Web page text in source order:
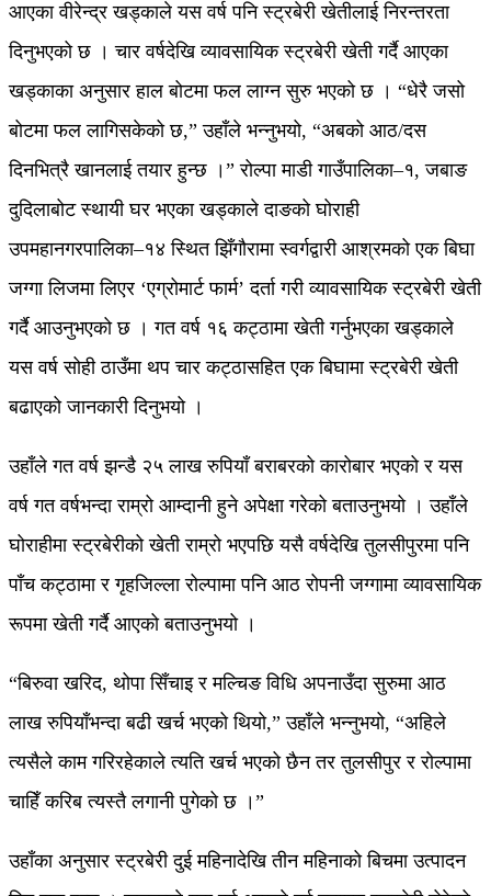
आएका वीरेन्द्र खड्काले यस वर्ष पनि स्ट्रबेरी खेतीलाई निरन्तरता
दिनुभएको छ । चार वर्षदेखि व्यावसायिक स्ट्रबेरी खेती गर्दै आएका
खड्काका अनुसार हाल बोटमा फल लाग्न सुरु भएको छ । “धेरै जसो
बोटमा फल लागिसकेको छ,” उहाँले भन्नुभयो, “अबको आठ/दस
दिनभित्रै खानलाई तयार हुन्छ ।” रोल्पा माडी गाउँपालिका–१, जबाङ
दुदिलाबोट स्थायी घर भएका खड्काले दाङको घोराही
उपमहानगरपालिका–१४ स्थित झिँगौरामा स्वर्गद्वारी आश्रमको एक बिघा
जग्गा लिजमा लिएर ‘एग्रोमार्ट फार्म’ दर्ता गरी व्यावसायिक स्ट्रबेरी खेती
गर्दै आउनुभएको छ । गत वर्ष १६ कट्ठामा खेती गर्नुभएका खड्काले
यस वर्ष सोही ठाउँमा थप चार कट्ठासहित एक बिघामा स्ट्रबेरी खेती
बढाएको जानकारी दिनुभयो ।
उहाँले गत वर्ष झन्डै २५ लाख रुपियाँ बराबरको कारोबार भएको र यस
वर्ष गत वर्षभन्दा राम्रो आम्दानी हुने अपेक्षा गरेको बताउनुभयो । उहाँले
घोराहीमा स्ट्रबेरीको खेती राम्रो भएपछि यसै वर्षदेखि तुलसीपुरमा पनि
पाँच कट्ठामा र गृहजिल्ला रोल्पामा पनि आठ रोपनी जग्गामा व्यावसायिक
रूपमा खेती गर्दै आएको बताउनुभयो ।
“बिरुवा खरिद, थोपा सिँचाइ र मल्चिङ विधि अपनाउँदा सुरुमा आठ
लाख रुपियाँभन्दा बढी खर्च भएको थियो,” उहाँले भन्नुभयो, “अहिले
त्यसैले काम गरिरहेकाले त्यति खर्च भएको छैन तर तुलसीपुर र रोल्पामा
चाहिँ करिब त्यस्तै लगानी पुगेको छ ।”
उहाँका अनुसार स्ट्रबेरी दुई महिनादेखि तीन महिनाको बिचमा उत्पादन